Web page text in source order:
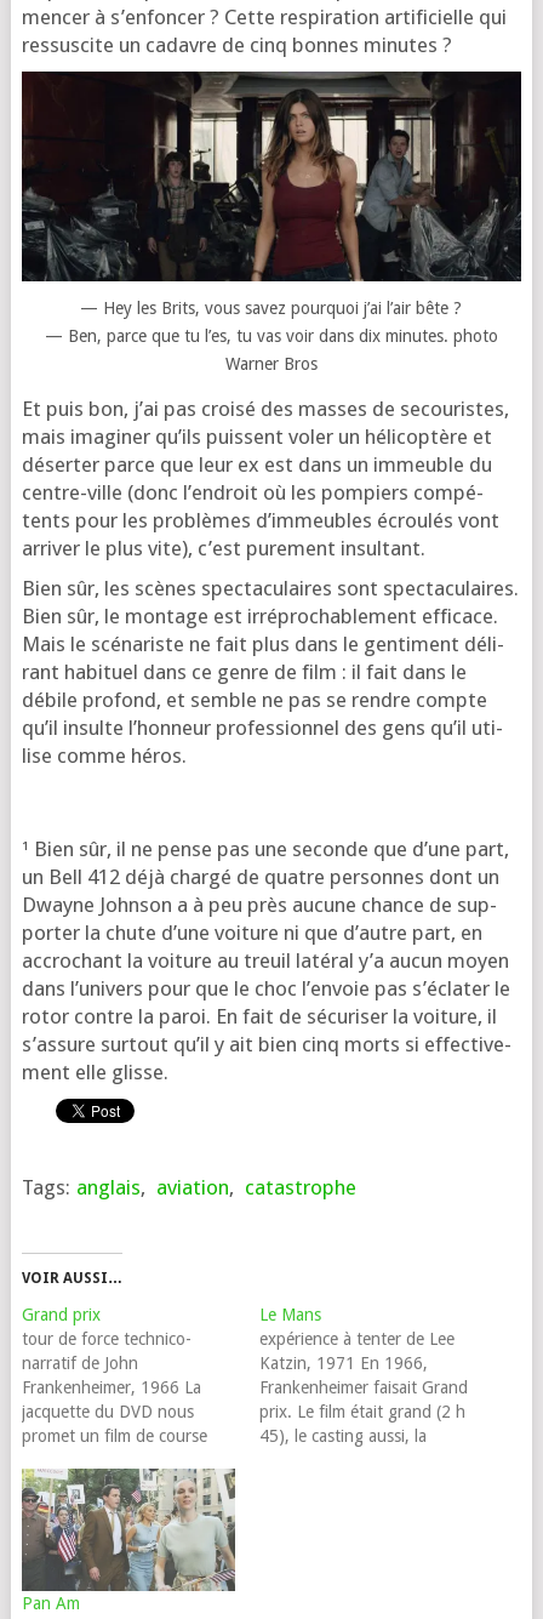
men­cer à s’en­fon­cer ? Cette res­pi­ra­tion arti­fi­cielle qui
res­sus­cite un cadavre de cinq bonnes minutes ?
— Hey les Brits, vous savez pour­quoi j’ai l’air bête ?
— Ben, parce que tu l’es, tu vas voir dans dix minutes. pho­to
Warner Bros
Et puis bon, j’ai pas croi­sé des masses de secou­ristes,
mais ima­gi­ner qu’ils puissent voler un héli­co­ptère et
déser­ter parce que leur ex est dans un immeuble du
centre-ville (donc l’en­droit où les pom­piers com­pé­
tents pour les pro­blèmes d’im­meubles écrou­lés vont
arri­ver le plus vite), c’est pure­ment insultant.
Bien sûr, les scènes spec­ta­cu­laires sont spec­ta­cu­laires.
Bien sûr, le mon­tage est irré­pro­cha­ble­ment effi­cace.
Mais le scé­na­riste ne fait plus dans le gen­ti­ment déli­
rant habi­tuel dans ce genre de film : il fait dans le
débile pro­fond, et semble ne pas se rendre compte
qu’il insulte l’hon­neur pro­fes­sion­nel des gens qu’il uti­
lise comme héros.
¹ Bien sûr, il ne pense pas une seconde que d’une part,
un Bell 412 déjà char­gé de quatre per­sonnes dont un
Dwayne Johnson a à peu près aucune chance de sup­
por­ter la chute d’une voi­ture ni que d’autre part, en
accro­chant la voi­ture au treuil laté­ral y’a aucun moyen
dans l’u­ni­vers pour que le choc l’en­voie pas s’é­cla­ter le
rotor contre la paroi. En fait de sécu­ri­ser la voi­ture, il
s’as­sure sur­tout qu’il y ait bien cinq morts si effec­ti­ve­
ment elle glisse.
Tags: anglais, aviation, catastrophe
VOIR AUSSI…
Grand prix
tour de force technico-
narratif de John
Frankenheimer, 1966 La
jacquette du DVD nous
promet un film de course
gnamour au milieu... Sans
doute pour tenter de vendre
ce chef-d'œuvre aux fans du
Michel Vaillant de
Couvelaire, qui seront déçus
de tomber sur un quasi-
Le Mans
expérience à tenter de Lee
Katzin, 1971 En 1966,
Frankenheimer faisait Grand
prix. Le film était grand (2 h
45), le casting aussi, la
Pan Am